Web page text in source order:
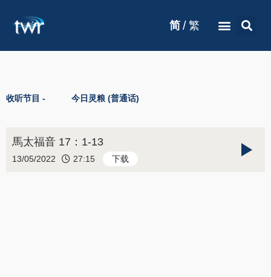
简 / 繁
收听节目 - 今日灵粮 (普通话)
馬太福音 17：1-13
13/05/2022 27:15 下载